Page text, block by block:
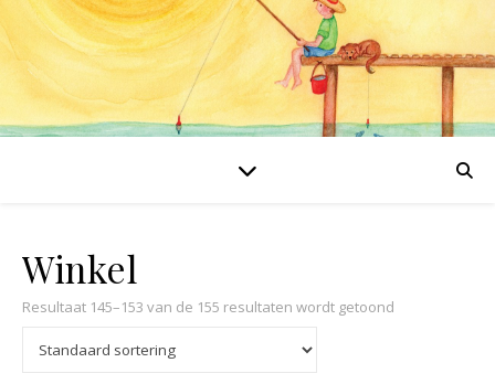
Winkel
Resultaat 145–153 van de 155 resultaten wordt getoond